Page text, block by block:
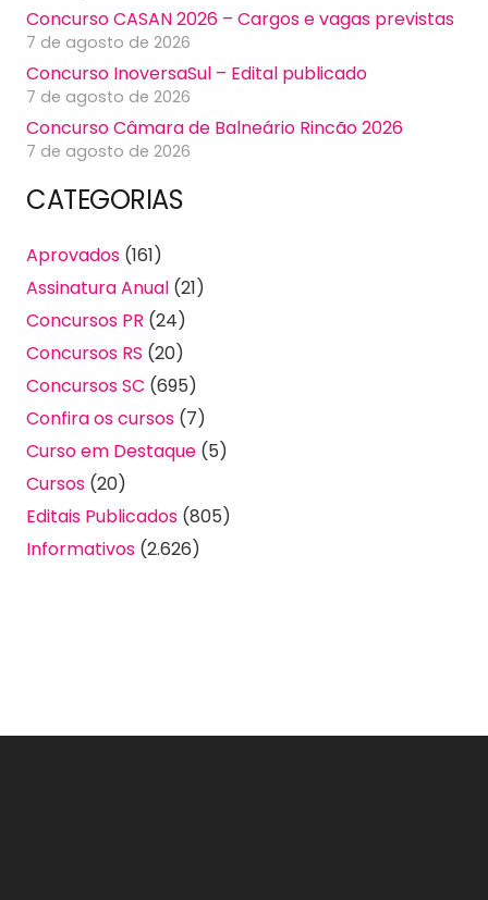
Concurso CASAN 2026 – Cargos e vagas previstas
7 de agosto de 2026
Concurso InoversaSul – Edital publicado
7 de agosto de 2026
Concurso Câmara de Balneário Rincão 2026
7 de agosto de 2026
CATEGORIAS
Aprovados (161)
Assinatura Anual (21)
Concursos PR (24)
Concursos RS (20)
Concursos SC (695)
Confira os cursos (7)
Curso em Destaque (5)
Cursos (20)
Editais Publicados (805)
Informativos (2.626)